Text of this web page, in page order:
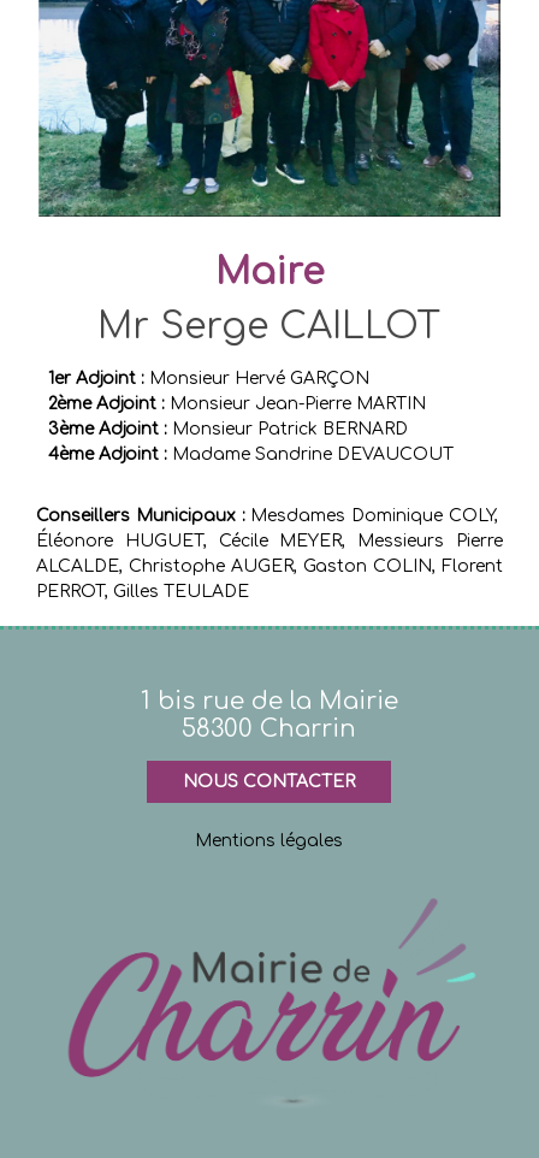
Maire
Mr Serge CAILLOT
1er Adjoint : Monsieur Hervé GARÇON
2ème Adjoint : Monsieur Jean-Pierre MARTIN
3ème Adjoint : Monsieur Patrick BERNARD
4ème Adjoint : Madame Sandrine DEVAUCOUT
Conseillers Municipaux :Mesdames Dominique COLY,
Éléonore HUGUET, Cécile MEYER, Messieurs Pierre
ALCALDE, Christophe AUGER, Gaston COLIN, Florent
PERROT, Gilles TEULADE
1 bis rue de la Mairie
58300 Charrin
NOUS CONTACTER
Mentions légales